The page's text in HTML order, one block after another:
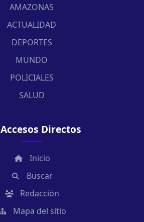
AMAZONAS
ACTUALIDAD
DEPORTES
MUNDO
POLICIALES
SALUD
Accesos Directos
Inicio
Buscar
Redacción
Mapa del sitio